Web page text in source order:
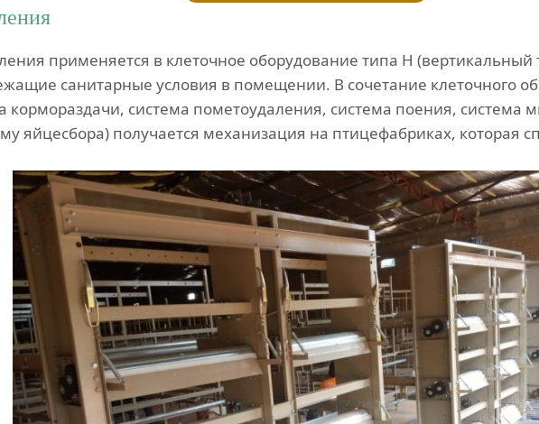
применяется в клеточное оборудование типа Н
санитарные условия в помещении. В сочетание клеточного
система пометоудаления, система поения, система
яйцесбора) получается механизация на птицефабриках, которая